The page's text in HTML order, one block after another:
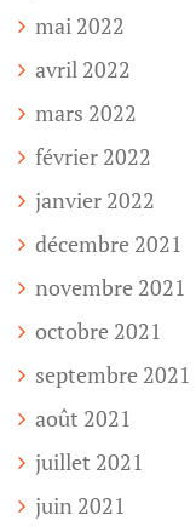
mai 2022
avril 2022
mars 2022
février 2022
janvier 2022
décembre 2021
novembre 2021
octobre 2021
septembre 2021
août 2021
juillet 2021
juin 2021